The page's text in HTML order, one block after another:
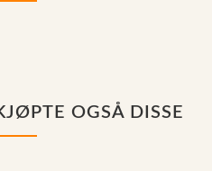
OGSÅ DISSE